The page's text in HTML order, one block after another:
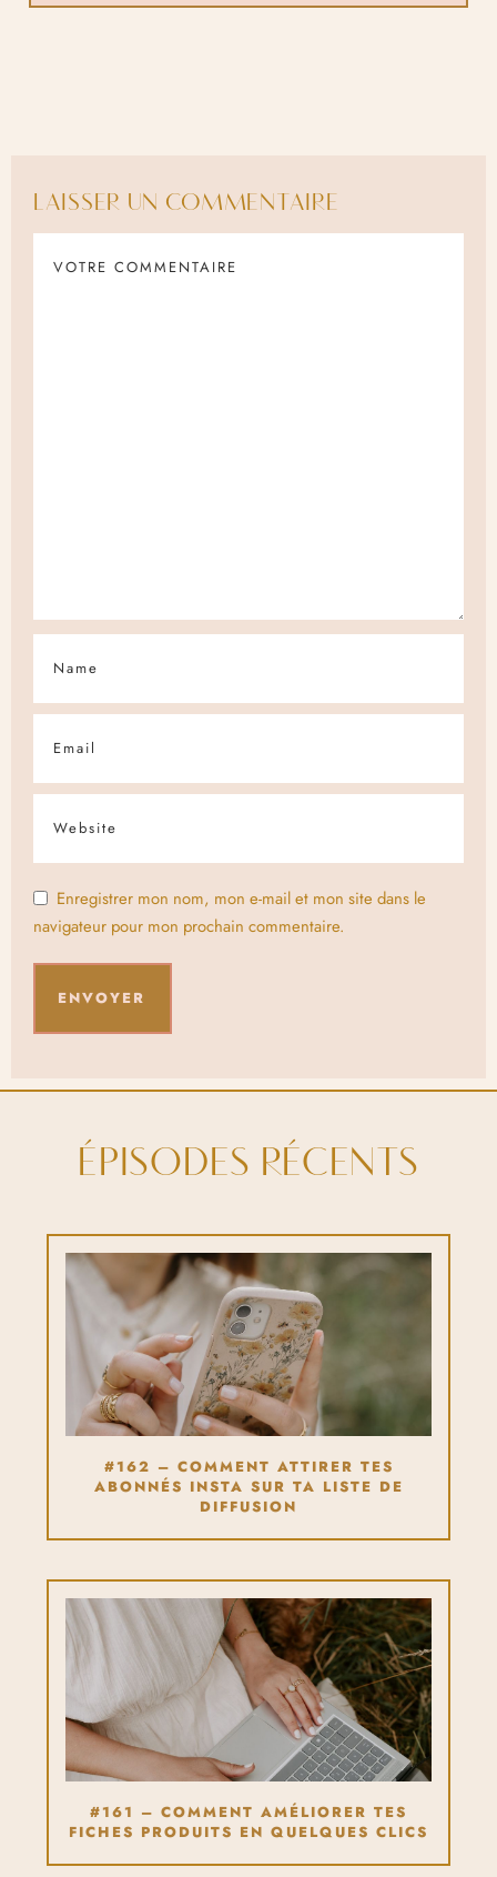
LAISSER UN COMMENTAIRE
Enregistrer mon nom, mon e-mail et mon site dans le
navigateur pour mon prochain commentaire.
ÉPISODES RÉCENTS
#162 – COMMENT ATTIRER TES
ABONNÉS INSTA SUR TA LISTE DE
DIFFUSION
#161 – COMMENT AMÉLIORER TES
FICHES PRODUITS EN QUELQUES CLICS